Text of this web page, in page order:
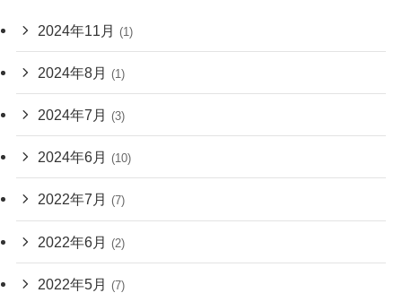
2024年11月 (1)
2024年8月 (1)
2024年7月 (3)
2024年6月 (10)
2022年7月 (7)
2022年6月 (2)
2022年5月 (7)